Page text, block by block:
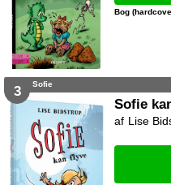
Bog
3 Sofie
Sofie
Lise